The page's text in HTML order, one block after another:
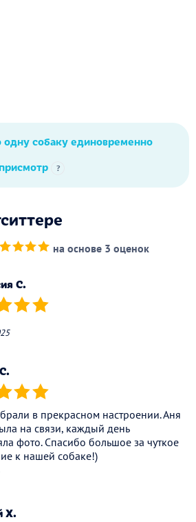
одну собаку единовременно
?
на основе 3 оценок
С.
(*) (*)
(*) (*)
в прекрасном настроении. Аня
на связи, каждый день
фото. Спасибо большое за чуткое
к нашей собаке!)
Х.